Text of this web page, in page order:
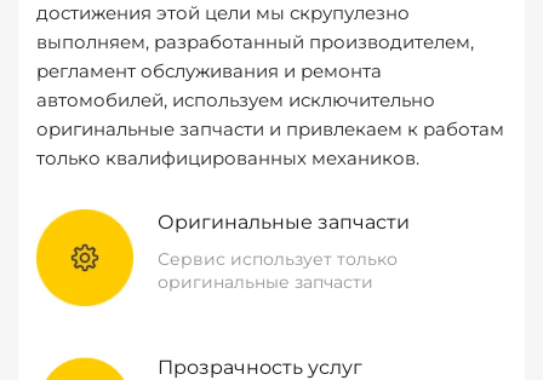
достижения этой цели мы скрупулезно
выполняем, разработанный производителем,
регламент обслуживания и ремонта
автомобилей, используем исключительно
оригинальные запчасти и привлекаем к работам
только квалифицированных механиков.
Оригинальные запчасти
Сервис использует только
оригинальные запчасти
Прозрачность услуг